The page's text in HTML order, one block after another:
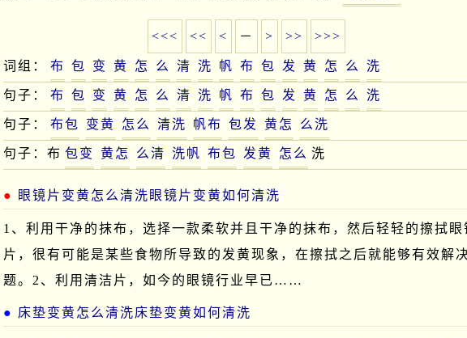
<<< << < － > >> >>>
词组： 布 包 变 黄 怎 么 清 洗 帆 布 包 发 黄 怎 么 洗
句子： 布 包 变 黄 怎 么 清 洗 帆 布 包 发 黄 怎 么 洗
句子： 布包 变黄 怎么 清洗 帆布 包发 黄怎 么洗
句子：布 包变 黄怎 么清 洗帆 布包 发黄 怎么 洗
眼镜片变黄怎么清洗眼镜片变黄如何清洗
1、利用干净的抹布，选择一款柔软并且干净的抹布，然后轻轻的擦拭眼
片，很有可能是某些食物所导致的发黄现象，在擦拭之后就能够有效解
题。2、利用清洁片，如今的眼镜行业早已……
床垫变黄怎么清洗床垫变黄如何清洗